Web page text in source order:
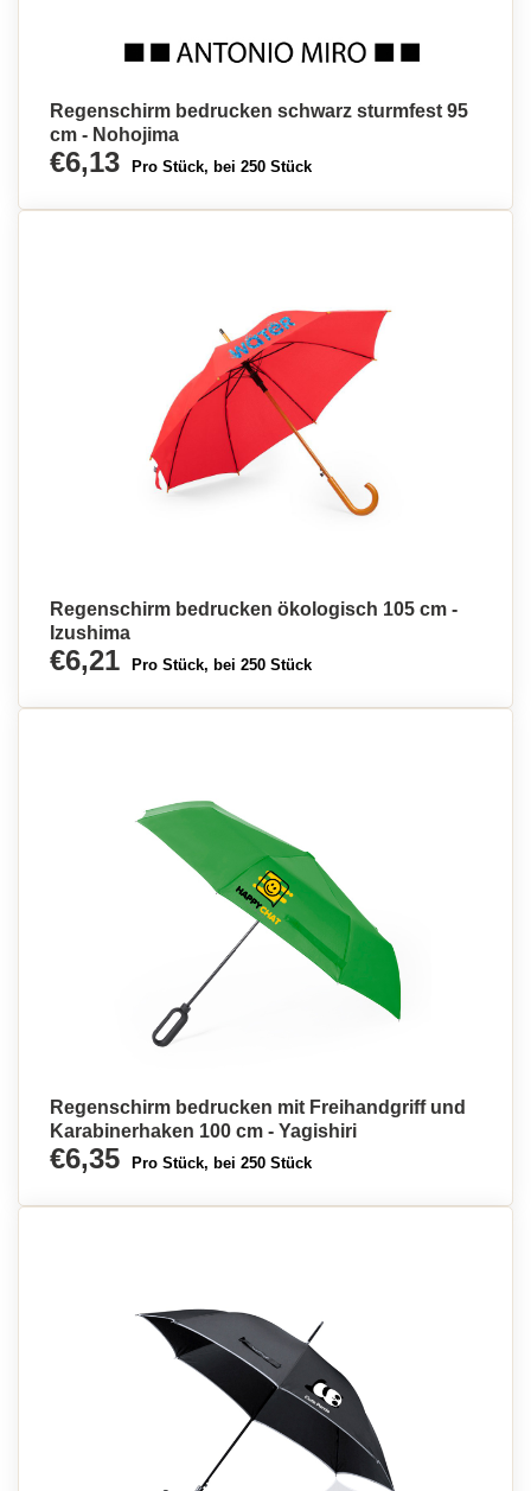
Regenschirm bedrucken schwarz sturmfest 95
cm - Nohojima
€6,13 Pro Stück, bei 250 Stück
Regenschirm bedrucken ökologisch 105 cm -
Izushima
€6,21 Pro Stück, bei 250 Stück
Regenschirm bedrucken mit Freihandgriff und
Karabinerhaken 100 cm - Yagishiri
€6,35 Pro Stück, bei 250 Stück